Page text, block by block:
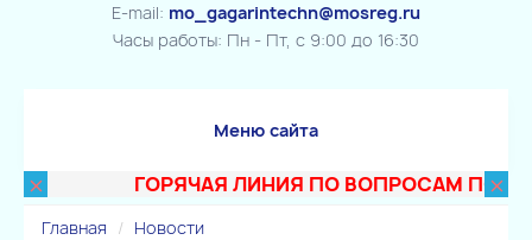
E-mail: mo_gagarintechn@mosreg.ru
Часы работы: Пн - Пт, с 9:00 до 16:30
Меню сайта
× ГОРЯЧАЯ ЛИНИЯ ПО ВОПРОСАМ ×
Главная Новости